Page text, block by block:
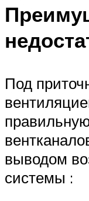
Под
выводом
системы :